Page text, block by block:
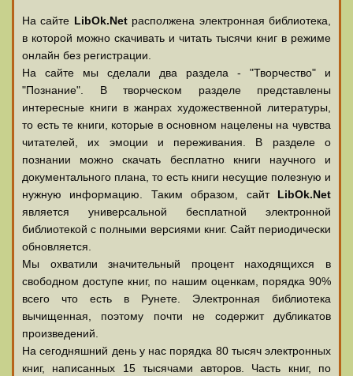
На сайте LibOk.Netрасполжена электронная библиотека,
в которой можно скачивать и читать тысячи книг в режиме
онлайн без регистрации.
На сайте мы сделали два раздела - "Творчество" и
"Познание". В творческом разделе представлены
интересные книги в жанрах художественной литературы,
то есть те книги, которые в основном нацелены на чувства
читателей, их эмоции и переживания. В разделе о
познании можно скачать бесплатно книги научного и
документального плана, то есть книги несущие полезную и
нужную информацию. Таким образом, сайт LibOk.Net
является универсальной бесплатной электронной
библиотекой с полными версиями книг. Сайт периодически
обновляется.
Мы охватили значительный процент находящихся в
свободном доступе книг, по нашим оценкам, порядка 90%
всего что есть в Рунете. Электронная библиотека
вычищенная, поэтому почти не содержит дубликатов
произведений.
На сегодняшний день у нас порядка 80 тысяч электронных
книг, написанных 15 тысячами авторов. Часть книг, по